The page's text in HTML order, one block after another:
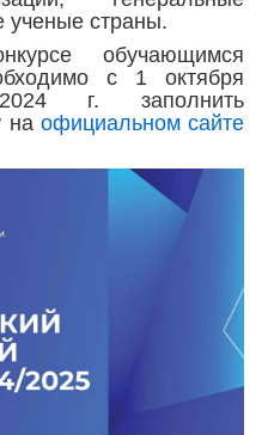
ученые страны.
обучающимся
с 1 октября
г. заполнить
на официальном сайте